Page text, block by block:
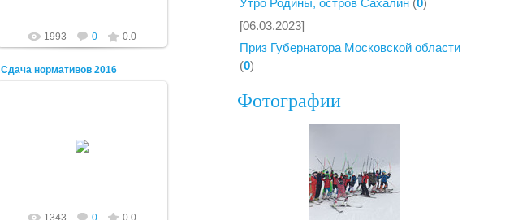
1993 0 0.0
Сдача нормативов 2016
1343 0 0.0
[06.03.2023]
Приз Губернатора Московской области
(0)
Фотографии